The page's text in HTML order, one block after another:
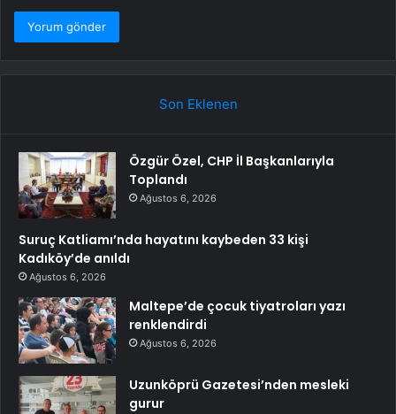
Son Eklenen
Özgür Özel, CHP İl Başkanlarıyla
Toplandı
Ağustos 6, 2026
Suruç Katliamı’nda hayatını kaybeden 33 kişi
Kadıköy’de anıldı
Ağustos 6, 2026
Maltepe’de çocuk tiyatroları yazı
renklendirdi
Ağustos 6, 2026
Uzunköprü Gazetesi’nden mesleki
gurur